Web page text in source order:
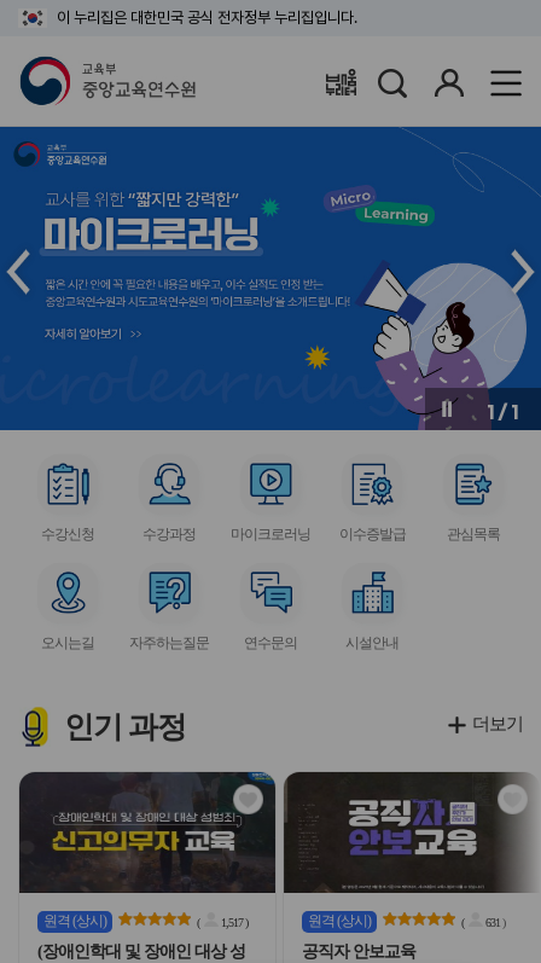
이 누리집은 대한민국 공식 전자정부 누리집입니다.
배움누리터
1 / 1
인
버
메
인
슬
라
드
다
음
버
서
스
이
콘
수강신청
서
스
이
콘
수강과정
서
스
이
콘
마이크로러닝
서
스
이
콘
이수증발급
서
스
관심목록
서
스
콘
오시는길
서
스
콘
자주하는질문
서
스
연수문의
서
스
시설안내
인기 과정
관
심
아
이
콘
원격 (상시) ( 1,517)
(장애인학대 및 장애인 대상 성
관
심
원격 (상시) ( 631)
공직자 안보교육
더보기